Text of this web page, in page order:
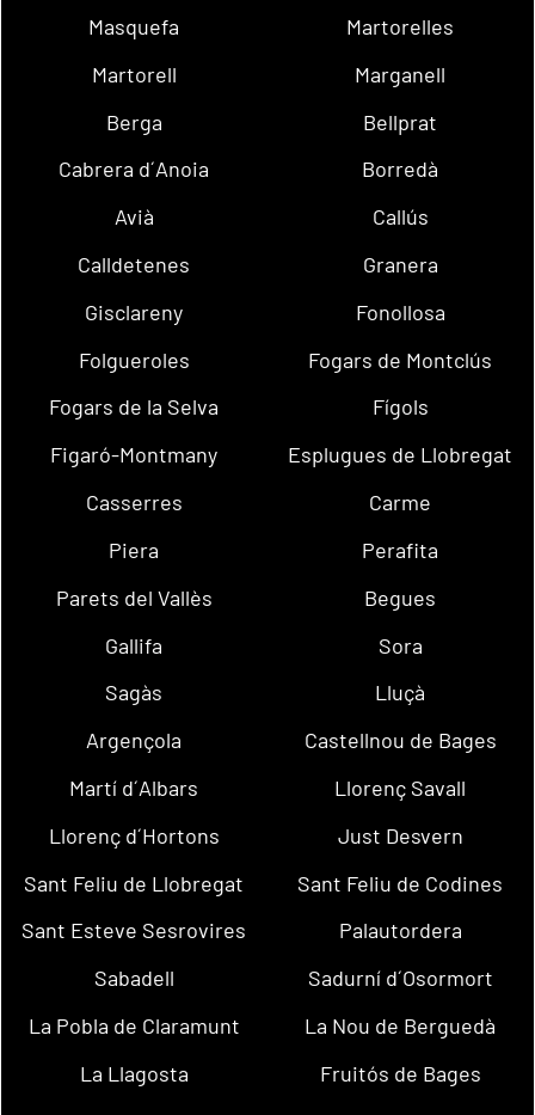
Masquefa
Martorelles
Martorell
Marganell
Berga
Bellprat
Cabrera d´Anoia
Borredà
Avià
Callús
Calldetenes
Granera
Gisclareny
Fonollosa
Folgueroles
Fogars de Montclús
Fogars de la Selva
Fígols
Figaró-Montmany
Esplugues de Llobregat
Casserres
Carme
Piera
Perafita
Parets del Vallès
Begues
Gallifa
Sora
Sagàs
Lluçà
Argençola
Castellnou de Bages
Martí d´Albars
Llorenç Savall
Llorenç d´Hortons
Just Desvern
Sant Feliu de Llobregat
Sant Feliu de Codines
Sant Esteve Sesrovires
Palautordera
Sabadell
Sadurní d´Osormort
La Pobla de Claramunt
La Nou de Berguedà
La Llagosta
Fruitós de Bages